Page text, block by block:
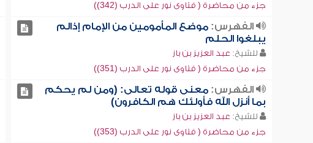
جزء من محاضرة ( فتاوى نور على الدرب (342))
الفهرس:موضع المأمومين من الإمام إذالم
يبلغوا الحلم
للشيخ: عبد العزيز بن باز
جزء من محاضرة ( فتاوى نور على الدرب (351))
الفهرس:معنى قوله تعالى: (ومن لم يحكم
بما أنزل الله فأولئك هم الكافرون)
للشيخ: عبد العزيز بن باز
جزء من محاضرة ( فتاوى نور على الدرب (353))